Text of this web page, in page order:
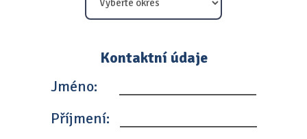
Kontaktní údaje
Jméno:
Příjmení: